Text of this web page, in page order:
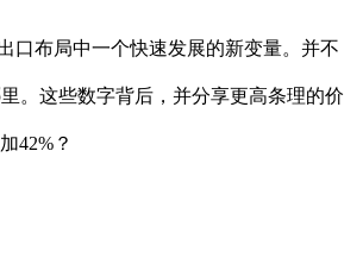
布局中一个快速发展的新变量。并不
。这些数字背后，并分享更高条理的价
42%？